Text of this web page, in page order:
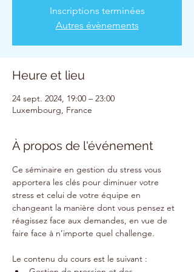
Inscriptions terminées
Autres évènements
Heure et lieu
24 sept. 2024, 19:00 – 23:00
Luxembourg, France
À propos de l'événement
Ce séminaire en gestion du stress vous
apportera les clés pour diminuer votre
stress et celui de votre équipe en
changeant la manière dont vous pensez et
réagissez face aux demandes, en vue de
faire face à n’importe quel challenge.
Le contenu du cours est le suivant :